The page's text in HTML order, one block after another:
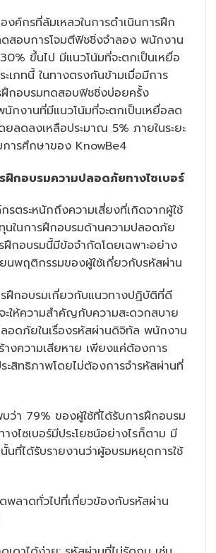
งค์กรที่ล้มเหลวในการดำเนินการฝึก
ดสอบการโจมตีฟิชชิ่งจำลอง พนักงาน
ขึ้นไป มีแนวโน้มที่จะตกเป็นเหยื่อ
ะเภทนี้ ในทางตรงกันข้ามเมื่อมีการ
ฝึกอบรมทดสอบฟิชชิ่งบ่อยครั้ง
นักงานที่มีแนวโน้มที่จะตกเป็นเหยื่อลด
ลดลงเหลือประมาณ 5% ภายในระยะ
การศึกษาของ KnowBe4
ฝึกอบรมความปลอดภัยทางไซเบอร์
รตระหนักถึงความเสี่ยงที่เกิดจากผู้ใช้
นในการฝึกอบรมด้านความปลอดภัย
ฝึกอบรมนี้มีข้อจำกัดโดยเฉพาะอย่าง
นพฤติกรรมของผู้ใช้เกี่ยวกับรหัสผ่าน
รฝึกอบรมเกี่ยวกับแนวทางปฏิบัติที่ดี
ะให้ความสำคัญกับความสะดวกสบาย
อดภัยในเรื่องรหัสผ่านดิจิทัล พนักงาน
างความเสียหาย เพียงแค่ต้องการ
ะสิทธิภาพโดยไม่ต้องการจำรหัสผ่านที่
ว่า 79% ของผู้ใช้ที่ได้รับการฝึกอบรม
งไซเบอร์มีประโยชน์อย่างไรก็ตาม มี
นที่ได้รับรายงานว่าผู้อบรมหยุดการใช้
พลาดทั่วไปที่เกี่ยวข้องกับรหัสผ่าน